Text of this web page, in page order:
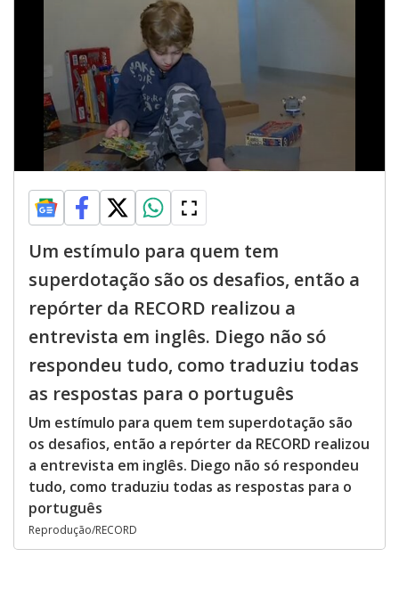
Um estímulo para quem tem
superdotação são os desafios, então a
repórter da RECORD realizou a
entrevista em inglês. Diego não só
respondeu tudo, como traduziu todas
as respostas para o português
Um estímulo para quem tem superdotação são
os desafios, então a repórter da RECORD realizou
a entrevista em inglês. Diego não só respondeu
tudo, como traduziu todas as respostas para o
português
Reprodução/RECORD